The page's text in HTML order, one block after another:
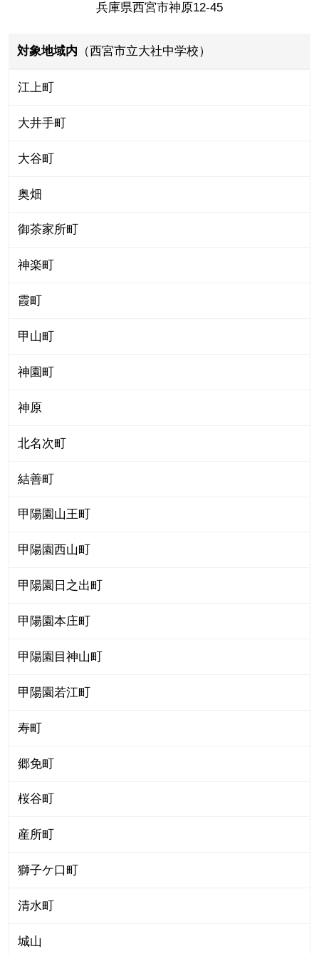
兵庫県西宮市神原12-45
対象地域内 （西宮市立大社中学校）
江上町
大井手町
大谷町
奥畑
御茶家所町
神楽町
霞町
甲山町
神園町
神原
北名次町
結善町
甲陽園山王町
甲陽園西山町
甲陽園日之出町
甲陽園本庄町
甲陽園目神山町
甲陽園若江町
寿町
郷免町
桜谷町
産所町
獅子ケ口町
清水町
城山